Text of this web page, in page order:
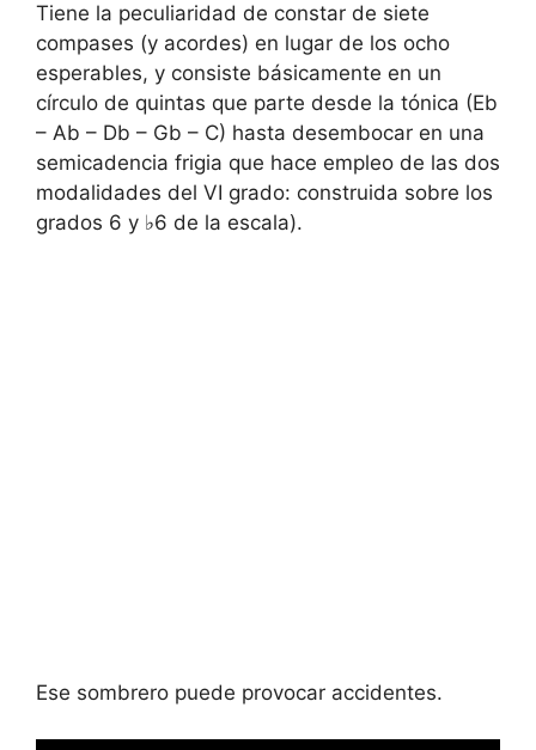
Tiene la peculiaridad de constar de siete
compases (y acordes) en lugar de los ocho
esperables, y consiste básicamente en un
círculo de quintas que parte desde la tónica (Eb
– Ab – Db – Gb – C) hasta desembocar en una
semicadencia frigia que hace empleo de las dos
modalidades del VI grado: construida sobre los
grados 6 y ♭6 de la escala).
Ese sombrero puede provocar accidentes.